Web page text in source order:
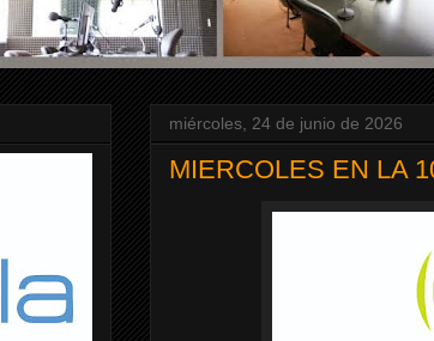
miércoles, 24 de junio de 2026
MIERCOLES EN LA